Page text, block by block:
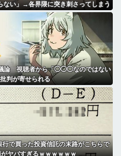
ない」→各界隈に突き刺さってしまう
論 視聴者から「◯◯◯なのではない
判が寄せられる
で買った投資信託の末路がこちらで
ヤバすぎるｗｗｗｗｗｗ